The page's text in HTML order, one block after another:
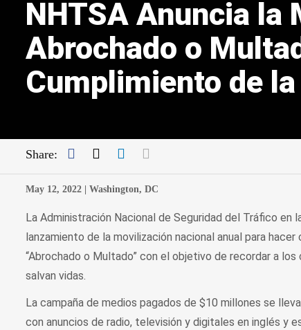
NHTSA Anuncia la
Abrochado o
Cumplimiento de
Share: Facebook
TwitterLinkedIn
May 12, 2022 | Washington, DC
La Administración Nacional de Seguridad del Tráfico en
lanzamiento de la movilización nacional anual para
“Abrochado o Multado” con el objetivo de recordar a
salvan vidas.
La campaña de medios pagados de $10 millones se
con anuncios de radio, televisión y digitales en inglés y